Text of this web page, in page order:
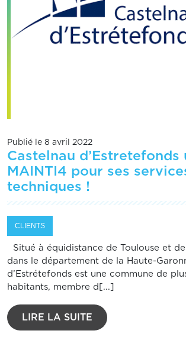
Publié le 8 avril 2022
Castelnau d’Estretefonds
MAINTI4 pour ses
techniques !
CLIENTS
Situé à équidistance de Toulouse et
dans le département de la Haute-
d’Estrétefonds est une commune de
habitants, membre d[...]
LIRE LA SUITE